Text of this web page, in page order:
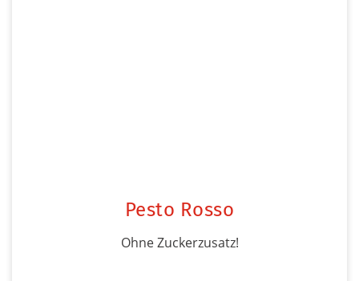
Pesto Rosso
Ohne Zuckerzusatz!